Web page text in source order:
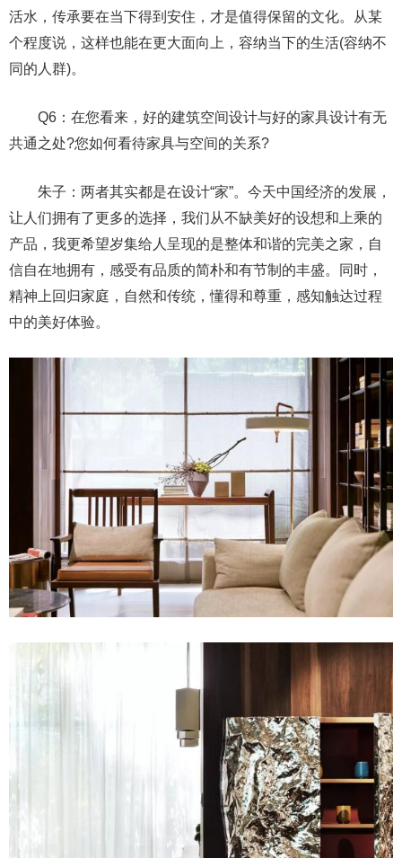
活水，传承要在当下得到安住，才是值得保留的文化。从某
个程度说，这样也能在更大面向上，容纳当下的生活(容纳不
同的人群)。
Q6：在您看来，好的建筑空间设计与好的家具设计有无
共通之处?您如何看待家具与空间的关系?
朱子：两者其实都是在设计“家”。今天中国经济的发展，
让人们拥有了更多的选择，我们从不缺美好的设想和上乘的
产品，我更希望岁集给人呈现的是整体和谐的完美之家，自
信自在地拥有，感受有品质的简朴和有节制的丰盛。同时，
精神上回归家庭，自然和传统，懂得和尊重，感知触达过程
中的美好体验。